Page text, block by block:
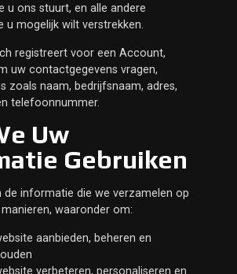
u ons stuurt, en alle andere
u mogelijk wilt verstrekken.
registreert voor een Account,
uw contactgegevens vragen,
zoals naam, bedrijfsnaam, adres,
telefoonnummer.
Uw
Gebruiken
de informatie die we verzamelen op
waaronder om:
aanbieden, beheren en
verbeteren, personaliseren en